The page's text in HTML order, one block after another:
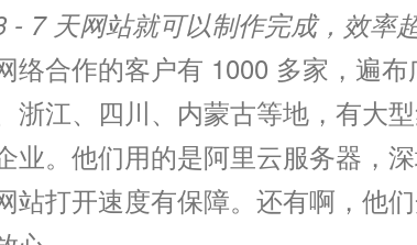
- 7 天网站就可以制作完成，效率超
络合作的客户有 1000 多家，遍布
浙江、四川、内蒙古等地，有大
业。他们用的是阿里云服务器，
站打开速度有保障。还有啊，他